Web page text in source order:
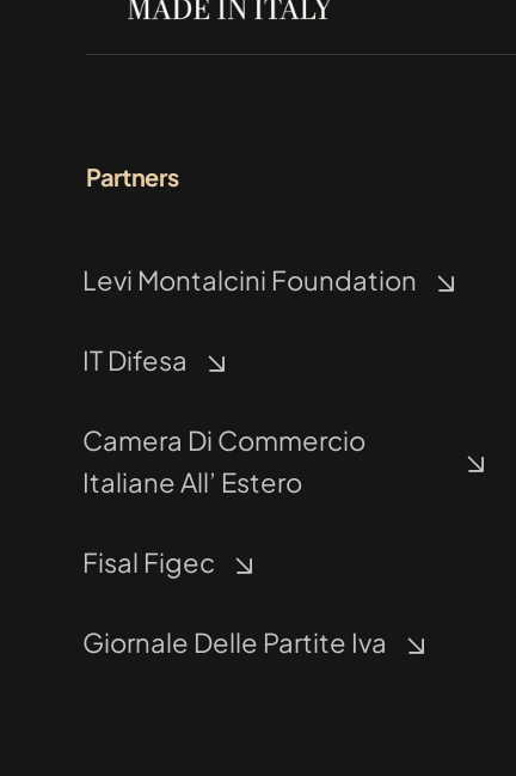
Partners
Levi Montalcini Foundation
IT Difesa
Camera Di Commercio
Italiane All’ Estero
Fisal Figec
Giornale Delle Partite Iva